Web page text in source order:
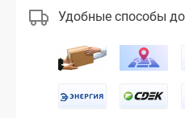
Удобные способы